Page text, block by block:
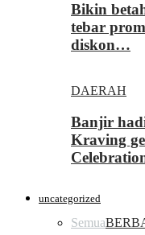
Bikin
tebar
diskon…
DAERAH
Banjir
Kraving
uncategorized
Semua